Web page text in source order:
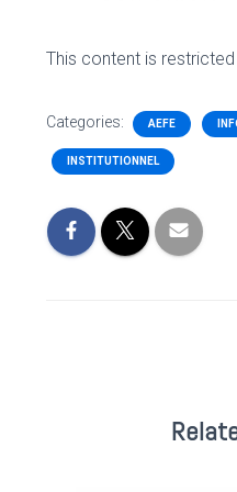
This content is
Categories: AEFE
INSTITUTIONNEL